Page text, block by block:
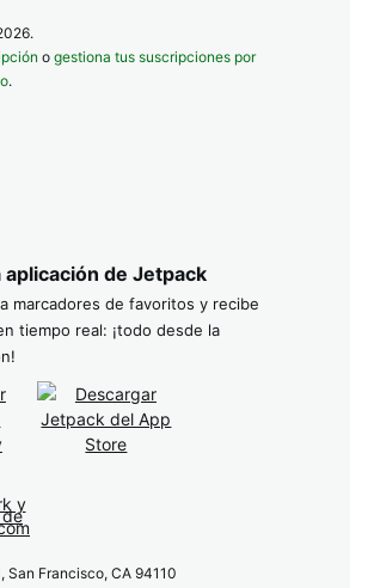
o gestiona tus suscripciones por
.
aplicación de Jetpack
marcadores de favoritos y recibe
tiempo real: ¡todo desde la
Francisco, CA 94110